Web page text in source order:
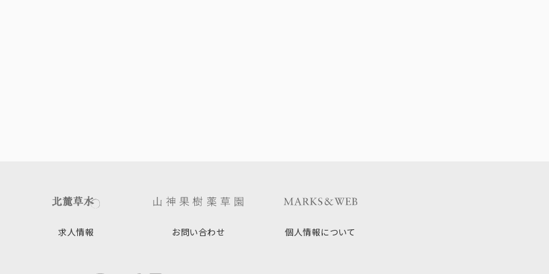
求人情報 お問い合わせ 個人情報について